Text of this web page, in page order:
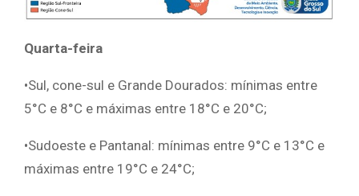
Quarta-feira
•Sul, cone-sul e Grande Dourados: mínimas entre
5°C e 8°C e máximas entre 18°C e 20°C;
•Sudoeste e Pantanal: mínimas entre 9°C e 13°C e
máximas entre 19°C e 24°C;